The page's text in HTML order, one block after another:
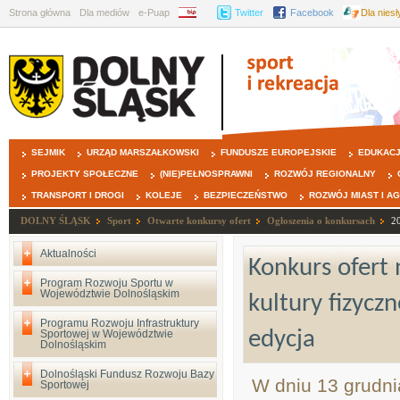
Strona główna Dla mediów e-Puap BIP Twitter Facebook Dla
SEJMIK URZĄD MARSZAŁKOWSKI FUNDUSZE EUROPEJSKIE
PROJEKTY SPOŁECZNE (NIE)PEŁNOSPRAWNI ROZWÓJ REGIONALNY
TRANSPORT I DROGI KOLEJE BEZPIECZEŃSTWO ROZWÓJ MIAST I
DOLNY ŚLĄSK Sport Otwarte konkursy ofert Ogłoszenia o konkursach
Aktualności
Program Rozwoju Sportu w
Województwie Dolnośląskim
Programu Rozwoju Infrastruktury
Sportowej w Województwie
Dolnośląskim
Dolnośląski Fundusz Rozwoju Bazy
Sportowej
Konkurs ofert
kultury
edycja
W dniu 13